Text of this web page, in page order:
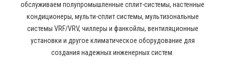
обслуживаем полупромышленные сплит-системы, настенные
кондиционеры, мульти-сплит системы, мультизональные
системы VRF/VRV, чиллеры и фанкойлы, вентиляционные
установки и другое климатическое оборудование для
создания надежных инженерных систем.